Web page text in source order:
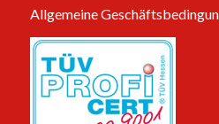
Allgemeine